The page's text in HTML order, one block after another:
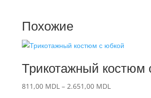
Похожие
Трикотажный костюм
811,00 MDL – 2.651,00 MDL